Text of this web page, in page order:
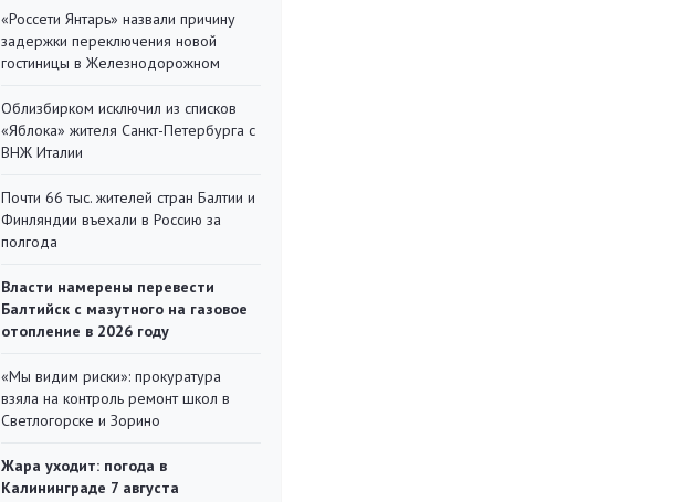
«Россети Янтарь» назвали причину
задержки переключения новой
гостиницы в Железнодорожном
Облизбирком исключил из списков
«Яблока» жителя Санкт-Петербурга с
ВНЖ Италии
Почти 66 тыс. жителей стран Балтии и
Финляндии въехали в Россию за
полгода
Власти намерены перевести
Балтийск с мазутного на газовое
отопление в 2026 году
«Мы видим риски»: прокуратура
взяла на контроль ремонт школ в
Светлогорске и Зорино
Жара уходит: погода в
Калининграде 7 августа